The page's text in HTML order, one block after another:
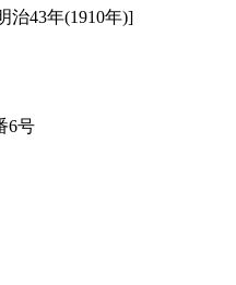
治43年(1910年)]
6号